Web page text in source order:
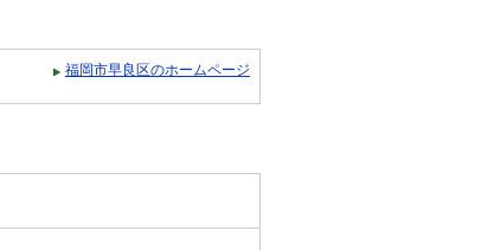
福岡市早良区のホームページ